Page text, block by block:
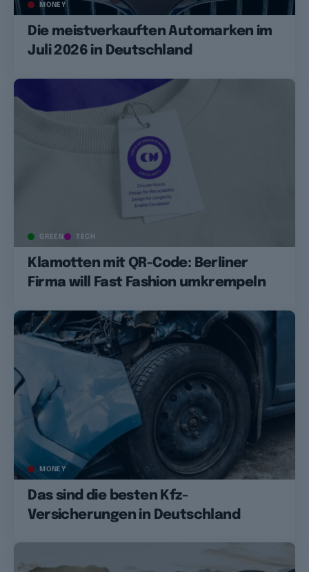
MONEY
Die meistverkauften Automarken im
Juli 2026 in Deutschland
GREEN TECH
Klamotten mit QR-Code: Berliner
Firma will Fast Fashion umkrempeln
MONEY
Das sind die besten Kfz-
Versicherungen in Deutschland